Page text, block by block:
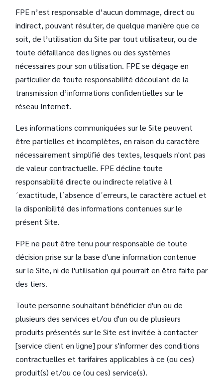
FPE n’est responsable d’aucun dommage, direct ou
indirect, pouvant résulter, de quelque manière que ce
soit, de l’utilisation du Site par tout utilisateur, ou de
toute défaillance des lignes ou des systèmes
nécessaires pour son utilisation. FPE se dégage en
particulier de toute responsabilité découlant de la
transmission d’informations confidentielles sur le
réseau Internet.
Les informations communiquées sur le Site peuvent
être partielles et incomplètes, en raison du caractère
nécessairement simplifié des textes, lesquels n'ont pas
de valeur contractuelle. FPE décline toute
responsabilité directe ou indirecte relative à l
´exactitude, l´absence d´erreurs, le caractère actuel et
la disponibilité des informations contenues sur le
présent Site.
FPE ne peut être tenu pour responsable de toute
décision prise sur la base d'une information contenue
sur le Site, ni de l'utilisation qui pourrait en être faite par
des tiers.
Toute personne souhaitant bénéficier d'un ou de
plusieurs des services et/ou d'un ou de plusieurs
produits présentés sur le Site est invitée à contacter
[service client en ligne] pour s'informer des conditions
contractuelles et tarifaires applicables à ce (ou ces)
produit(s) et/ou ce (ou ces) service(s).